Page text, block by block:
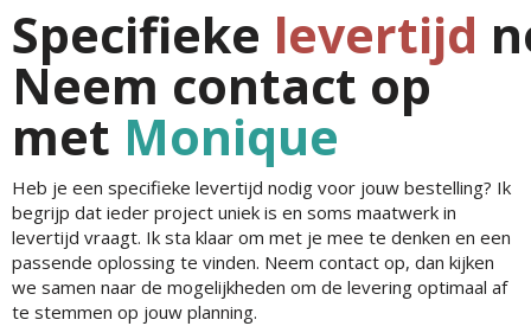
Specifieke levertijd
Neem contact op
met Monique
Heb je een specifieke levertijd nodig voor jouw bestelling? Ik
begrijp dat ieder project uniek is en soms maatwerk in
levertijd vraagt. Ik sta klaar om met je mee te denken en een
passende oplossing te vinden. Neem contact op, dan kijken
we samen naar de mogelijkheden om de levering optimaal af
te stemmen op jouw planning.